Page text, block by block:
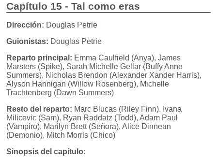
Capítulo 15 - Tal como eras
Dirección: Douglas Petrie
Guionistas: Douglas Petrie
Reparto principal: Emma Caulfield (Anya), James
Marsters (Spike), Sarah Michelle Gellar (Buffy Anne
Summers), Nicholas Brendon (Alexander Xander Harris),
Alyson Hannigan (Willow Rosenberg), Michelle
Trachtenberg (Dawn Summers)
Resto del reparto: Marc Blucas (Riley Finn), Ivana
Milicevic (Sam), Ryan Raddatz (Todd), Adam Paul
(Vampiro), Marilyn Brett (Señora), Alice Dinnean
(Demonio), Mitch Morris (Chico)
Sinopsis del capítulo: